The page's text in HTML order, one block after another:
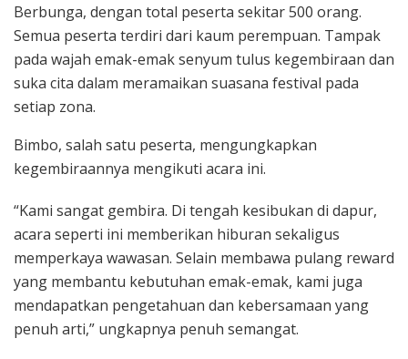
Berbunga, dengan total peserta sekitar 500 orang.
Semua peserta terdiri dari kaum perempuan. Tampak
pada wajah emak-emak senyum tulus kegembiraan dan
suka cita dalam meramaikan suasana festival pada
setiap zona.
Bimbo, salah satu peserta, mengungkapkan
kegembiraannya mengikuti acara ini.
“Kami sangat gembira. Di tengah kesibukan di dapur,
acara seperti ini memberikan hiburan sekaligus
memperkaya wawasan. Selain membawa pulang reward
yang membantu kebutuhan emak-emak, kami juga
mendapatkan pengetahuan dan kebersamaan yang
penuh arti,” ungkapnya penuh semangat.